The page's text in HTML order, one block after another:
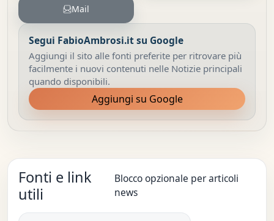
Mail
Segui FabioAmbrosi.it su Google
Aggiungi il sito alle fonti preferite per ritrovare più
facilmente i nuovi contenuti nelle Notizie principali
quando disponibili.
Aggiungi su Google
Fonti e link
utili
Blocco opzionale per articoli
news